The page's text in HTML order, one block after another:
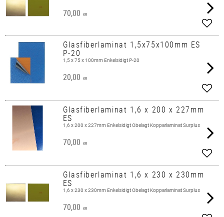
70,00 KR
Glasfiberlaminat 1,5x75x100mm ES
P-20
1,5 x 75 x 100mm Enkelsidigt P-20
20,00 KR
Glasfiberlaminat 1,6 x 200 x 227mm
ES
1,6 x 200 x 227mm Enkelsidigt Obelagt Kopparlaminat Surplus
70,00 KR
Glasfiberlaminat 1,6 x 230 x 230mm
ES
1,6 x 230 x 230mm Enkelsidigt Obelagt Kopparlaminat Surplus
70,00 KR